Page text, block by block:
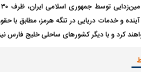
آینده و خدمات دریایی در تنگه هرمز، مطابق با
کرد و با دیگر کشورهای ساحلی خلیج فارس
تماشاگر
رقم نجومی رضایتنامه مدافع
پرسپولیس لو رفت